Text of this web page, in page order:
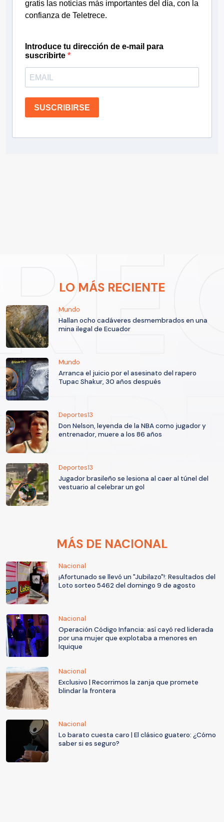
gratis las noticias más importantes del día, con la
confianza de Teletrece.
Introduce tu dirección de e-mail para
suscribirte
SUSCRIBIRSE
LO MÁS RECIENTE
Mundo
Hallan ocho cadáveres desmembrados en una
mina ilegal de Ecuador
Mundo
Arranca el juicio por el asesinato del rapero
Tupac Shakur, 30 años después
Deportes13
Don Nelson, leyenda de la NBA como jugador y
entrenador, muere a los 86 años
Deportes13
Jugador brasileño se lesiona al caer al túnel del
vestuario al celebrar un gol
MÁS DE NACIONAL
Nacional
¡Afortunado se llevó un "Jubilazo"!: Resultados del
Loto sorteo 5462 del domingo 9 de agosto
Nacional
Operación Código Infancia: así cayó red liderada
por una mujer que explotaba a menores en
Iquique
Nacional
Exclusivo | Recorrimos la zanja que promete
blindar la frontera
Nacional
Lo barato cuesta caro | El clásico guatero: ¿Cómo
saber si es seguro?